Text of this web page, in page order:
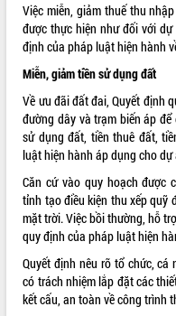
Việc miễn, giảm thuế thu
được thực hiện như đối với
định của pháp luật hiện hành
Miễn, giảm tiền sử dụng đất
Về ưu đãi đất đai, Quyết định
đường dây và trạm biến áp
sử dụng đất, tiền thuê đất,
luật hiện hành áp dụng cho
Căn cứ vào quy hoạch được
tỉnh tạo điều kiện thu xếp quỹ
mặt trời. Việc bồi thường, hỗ
quy định của pháp luật hiện
Quyết định nêu rõ tổ chức,
có trách nhiệm lắp đặt các
kết cấu, an toàn về công trình